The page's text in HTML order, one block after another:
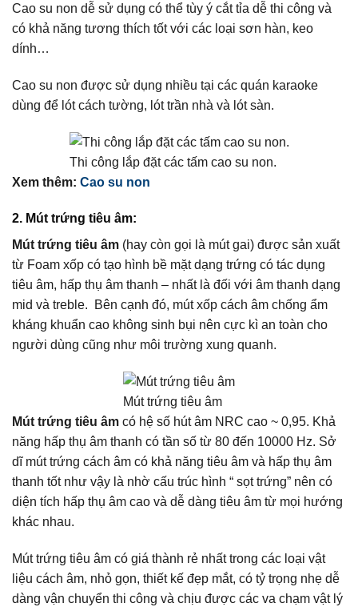
Cao su non dễ sử dụng có thể tùy ý cắt tỉa dễ thi công và
có khả năng tương thích tốt với các loại sơn hàn, keo
dính…
Cao su non được sử dụng nhiều tại các quán karaoke
dùng để lót cách tường, lót trần nhà và lót sàn.
Thi công lắp đặt các tấm cao su non.
Xem thêm: Cao su non
2. Mút trứng tiêu âm:
Mút trứng tiêu âm (hay còn gọi là mút gai) được sản xuất
từ Foam xốp có tạo hình bề mặt dạng trứng có tác dụng
tiêu âm, hấp thụ âm thanh – nhất là đối với âm thanh dạng
mid và treble. Bên cạnh đó, mút xốp cách âm chống ẩm
kháng khuẩn cao không sinh bụi nên cực kì an toàn cho
người dùng cũng như môi trường xung quanh.
Mút trứng tiêu âm
Mút trứng tiêu âm có hệ số hút âm NRC cao ~ 0,95. Khả
năng hấp thụ âm thanh có tần số từ 80 đến 10000 Hz. Sở
dĩ mút trứng cách âm có khả năng tiêu âm và hấp thụ âm
thanh tốt như vậy là nhờ cấu trúc hình “ sọt trứng” nên có
diện tích hấp thụ âm cao và dễ dàng tiêu âm từ mọi hướng
khác nhau.
Mút trứng tiêu âm có giá thành rẻ nhất trong các loại vật
liệu cách âm, nhỏ gọn, thiết kế đẹp mắt, có tỷ trọng nhẹ dễ
dàng vận chuyển thi công và chịu được các va chạm vật lý